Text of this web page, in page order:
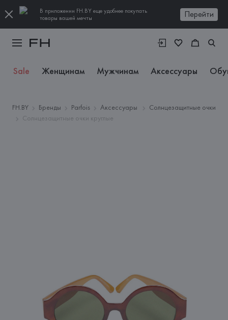
В приложении FH.BY еще удобнее покупать
товары вашей мечты
Перейти
Sale Женщинам Мужчинам Аксессуары
FH.BY Бренды Parfois Аксессуары
Солнцезащитные очки
Солнцезащитные очки круглые